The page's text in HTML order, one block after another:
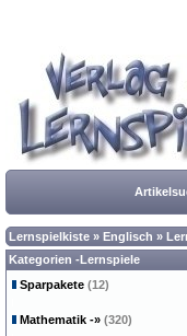
Lernspielkiste » Englisch »
Kategorien -Lernspiele
Sparpakete (12)
Mathematik -» (320)